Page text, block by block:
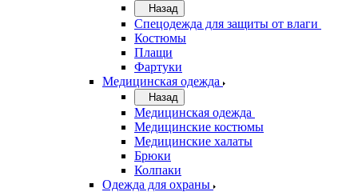
Назад
Спецодежда для защиты от влаги
Костюмы
Плащи
Фартуки
Медицинская одежда
Назад
Медицинская одежда
Медицинские костюмы
Медицинские халаты
Брюки
Колпаки
Одежда для охраны